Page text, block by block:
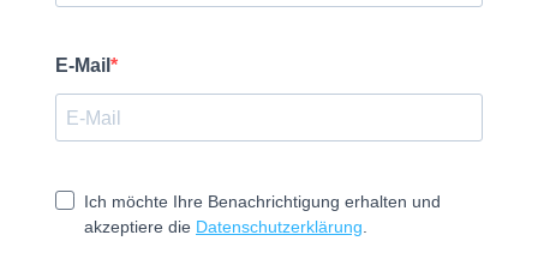
E-Mail
Ich möchte Ihre Benachrichtigung erhalten und
akzeptiere die Datenschutzerklärung